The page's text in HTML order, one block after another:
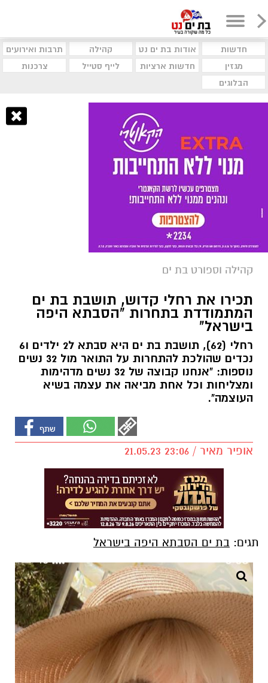
חדשות אודות בת ים נט קהילה
תרבות ואירועים
מגזין
חדשות ארציות לייף סטייל
צרכנות
הבלוגים
קהילה וספורט בת ים
תכירו את רחלי קדוש, תושבת בת ים
המתמודדת בתחרות "הסבתא היפה
בישראל"
רחלי (62), תושבת בת ים היא סבתא ל2 ילדים ו6
נכדים שהולכת להתחרות על התואר מול 32 נשים
נוספות: "אנחנו קבוצה של 32 נשים מדהימות
ומצליחות וכל אחת מביאה את עצמה בשיא
העוצמה".
אופיר מאיר / 23:06 21.05.23
תגים: בת ים הסבתא היפה בישראל